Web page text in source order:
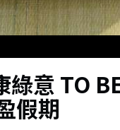
意 TO
假期